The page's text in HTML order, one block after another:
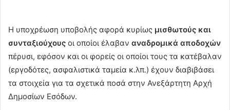
Η υποχρέωση υποβολής αφορά κυρίως μισθωτούς και
συνταξιούχους οι οποίοι έλαβαν αναδρομικά αποδοχών
πέρυσι, εφόσον και οι φορείς οι οποίοι τους τα κατέβαλαν
(εργοδότες, ασφαλιστικά ταμεία κ.λπ.) έχουν διαβιβάσει
τα στοιχεία για τα σχετικά ποσά στην Ανεξάρτητη Αρχή
Δημοσίων Εσόδων.